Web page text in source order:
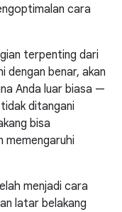
cara
terpenting dari
dengan benar, akan
Anda luar biasa —
ditangani
bisa
memengaruhi
menjadi cara
latar belakang